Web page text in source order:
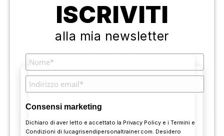
ISCRIVITI
alla mia newsletter
Consensi marketing
Dichiaro di aver letto e accettato la Privacy Policy e iTermini e
Condizioni di lucagrisendipersonaltrainer.com. Desidero